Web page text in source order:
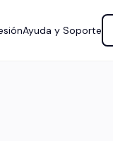
Ayuda y Soporte